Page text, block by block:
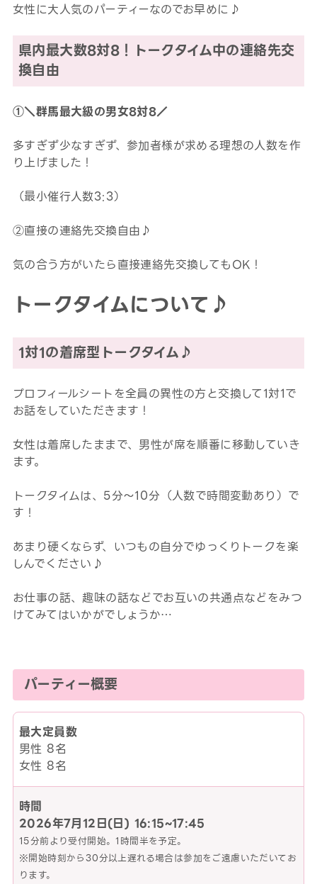
女性に大人気のパーティーなのでお早めに♪
県内最大数8対8！トークタイム中の連絡先交
換自由
①＼群馬最大級の男女8対8／
多すぎず少なすぎず、参加者様が求める理想の人数を作
り上げました！
（最小催行人数3:3）
②直接の連絡先交換自由♪
気の合う方がいたら直接連絡先交換してもOK！
トークタイムについて♪
1対1の着席型トークタイム♪
プロフィールシートを全員の異性の方と交換して1対1で
お話をしていただきます！
女性は着席したままで、男性が席を順番に移動していき
ます。
トークタイムは、5分～10分（人数で時間変動あり）で
す！
あまり硬くならず、いつもの自分でゆっくりトークを楽
しんでください♪
お仕事の話、趣味の話などでお互いの共通点などをみつ
けてみてはいかがでしょうか…
パーティー概要
最大定員数
男性 8名
女性 8名
時間
2026年7月12日(日) 16:15~17:45
15分前より受付開始。1時間半を予定。
※開始時刻から30分以上遅れる場合は参加をご遠慮いただいてお
ります。